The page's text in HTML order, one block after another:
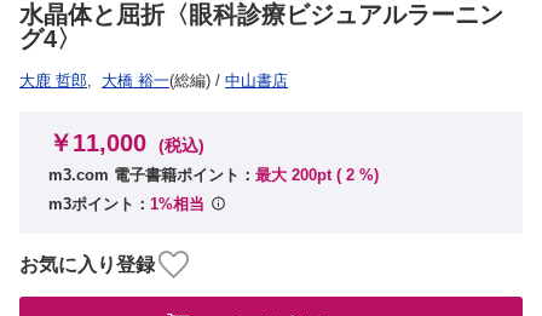
水晶体と屈折〈眼科診療ビジュアルラーニン
グ4〉
大鹿 哲郎, 大橋 裕一(総編) / 中山書店
￥11,000 (税込)
m3.com 電子書籍ポイント： 最大 200pt ( 2 %)
m3ポイント： 1%相当
お気に入り登録